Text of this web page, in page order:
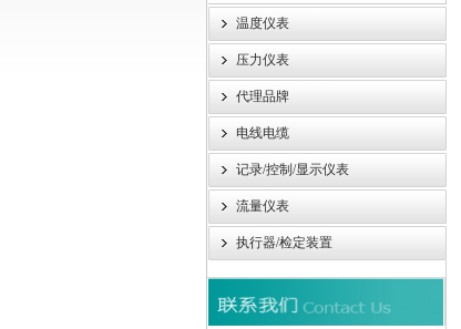
温度仪表
压力仪表
代理品牌
电线电缆
记录/控制/显示仪表
流量仪表
执行器/检定装置